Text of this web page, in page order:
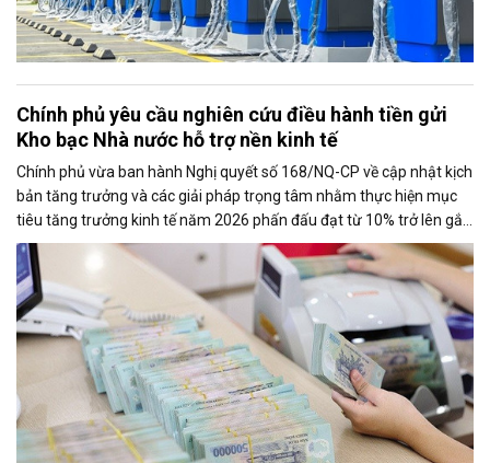
Chính phủ yêu cầu nghiên cứu điều hành tiền gửi
Kho bạc Nhà nước hỗ trợ nền kinh tế
Chính phủ vừa ban hành Nghị quyết số 168/NQ-CP về cập nhật kịch
bản tăng trưởng và các giải pháp trọng tâm nhằm thực hiện mục
tiêu tăng trưởng kinh tế năm 2026 phấn đấu đạt từ 10% trở lên gắn
với giữ vững ổn định kinh tế vĩ mô. Một trong những nhiệm vụ đáng
chú ý là nghiên cứu điều hành tiền gửi của Kho bạc Nhà nước tại
các ngân hàng thương mại để tăng nguồn vốn ngắn hạn cho nền
kinh tế.